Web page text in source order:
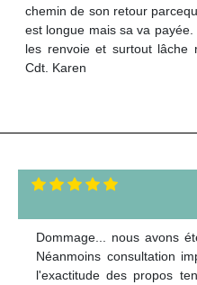
chemin de son retour
est longue mais sa va
les renvoie et surtout lâche
Cdt. Karen
Dommage... nous avons
Néanmoins consultation
l'exactitude des propos